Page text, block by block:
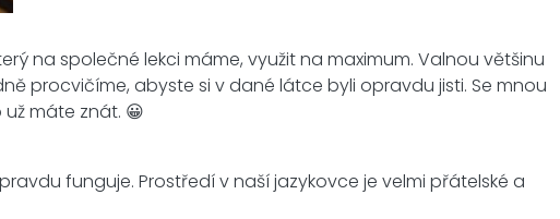
na společné lekci máme, využit na maximum. Valnou většinu
procvičíme, abyste si v dané látce byli opravdu jisti. Se mnou
máte znát. 😀
funguje. Prostředí v naší jazykovce je velmi přátelské a